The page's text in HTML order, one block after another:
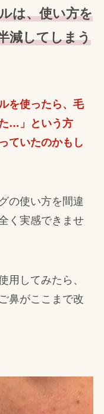
は、使い方を
減してしまう
を使ったら、毛
…」という方
ていたのかもし
の使い方を間違
く実感できませ
用してみたら、
鼻がここまで改